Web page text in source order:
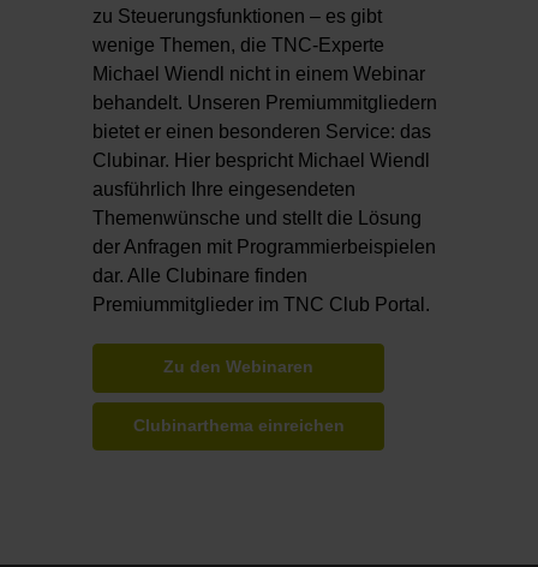
zu Steuerungsfunktionen – es gibt
wenige Themen, die TNC-Experte
Michael Wiendl nicht in einem Webinar
behandelt. Unseren Premiummitgliedern
bietet er einen besonderen Service: das
Clubinar. Hier bespricht Michael Wiendl
ausführlich Ihre eingesendeten
Themenwünsche und stellt die Lösung
der Anfragen mit Programmierbeispielen
dar. Alle Clubinare finden
Premiummitglieder im TNC Club Portal.
Zu den Webinaren
Clubinarthema einreichen